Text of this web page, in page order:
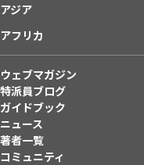
アジア
アフリカ
ウェブマガジン
特派員ブログ
ガイドブック
ニュース
著者一覧
コミュニティ